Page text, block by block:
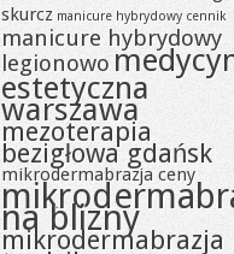
skurcz manicure hybrydowy cennik
manicure hybrydowy
legionowo
estetyczna
warszawa
mezoterapia
bezigłowa gdańsk
mikrodermabrazja ceny
na blizny
mikrodermabrazja